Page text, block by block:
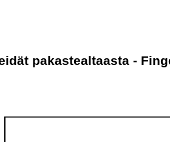
pakastealtaasta -